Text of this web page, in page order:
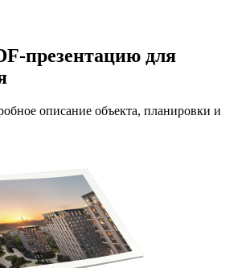
презентацию для
описание объекта, планировки и